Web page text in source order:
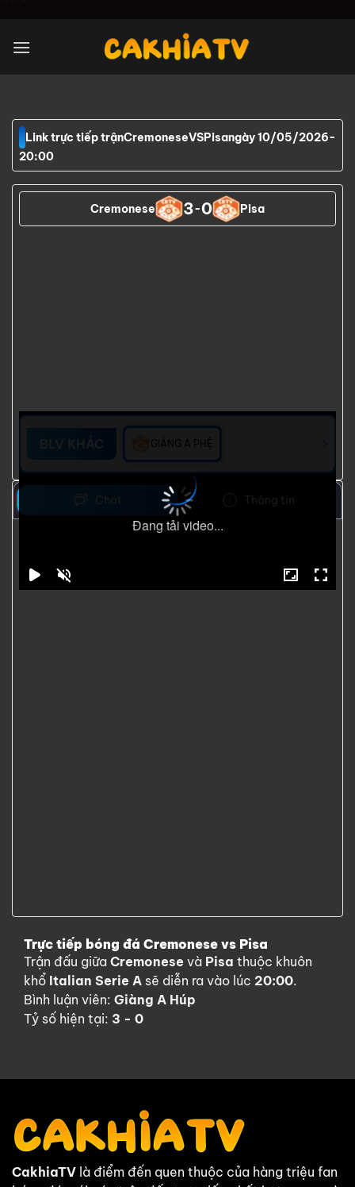
nội
Link trực tiếp trậnCremoneseVSPisangày 10/05/2026-
20:00
Cremonese 3-0 Pisa
Đang tải video...
BLV KHÁC GIÀNG A PHỆ
Chat Thông tin
Trực tiếp bóng đá Cremonese vs Pisa
Trận đấu giữa Cremonese và Pisa thuộc khuôn
khổ Italian Serie A sẽ diễn ra vào lúc 20:00.
Bình luận viên: Giàng A Húp
Tỷ số hiện tại: 3 - 0
CakhiaTV là điểm đến quen thuộc của hàng triệu fan